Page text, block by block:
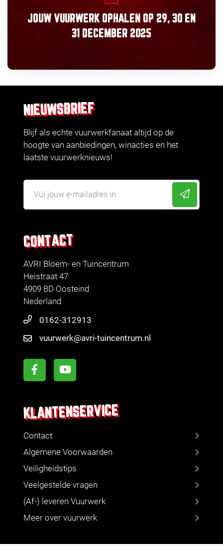
JOUW VUURWERK OPHALEN OP 29, 30 EN
31 DECEMBER 2025
CONTACT
AVRI Bloem- en Tuincentrum
Heistraat 47
4909 BD Oosteind
Nederland
0162-312913
vuurwerk@avri-tuincentrum.nl
KLANTENSERVICE
Contact
Algemene Voorwaarden
Veiligheidstips
Veelgestelde vragen
(Af-) leveren Vuurwerk
Meer over vuurwerk
NIEUWSBRIEF
Blijf als echte vuurwerkfanaat altijd op de
hoogte van aanbiedingen, winacties en het
laatste vuurwerknieuws!